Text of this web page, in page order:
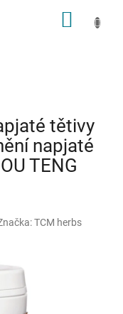
tětivy
napjaté
TENG
TCM herbs